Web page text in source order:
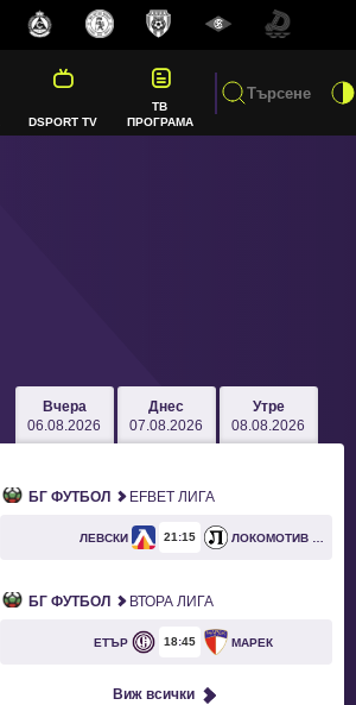
DSPORT TV
ТВ
ПРОГРАМА
Вчера
06.08.2026
Днес
07.08.2026
Утре
08.08.2026
БГ ФУТБОЛ EFBET ЛИГА
ЛЕВСКИ 21 15
БГ ФУТБОЛ ВТОРА ЛИГА
ЕТЪР 18 45 МАРЕК
Виж всички